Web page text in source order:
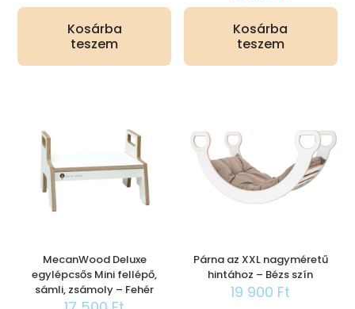
Kosárba
teszem
Kosárba
teszem
MecanWood Deluxe
egylépcsős Mini fellépő,
sámli, zsámoly – Fehér
Párna az XXL nagyméretű
hintához – Bézs szín
19 900 Ft